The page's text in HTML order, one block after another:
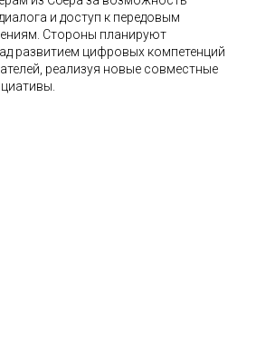
и доступ к передовым
Стороны планируют
развитием цифровых компетенций
реализуя новые совместные